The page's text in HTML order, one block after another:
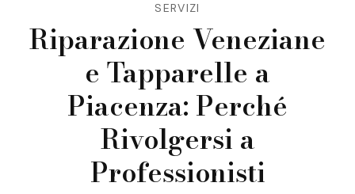
SERVIZI
Riparazione Veneziane
e Tapparelle a
Piacenza: Perché
Rivolgersi a
Professionisti